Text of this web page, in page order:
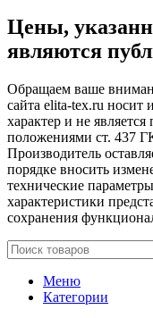
Цены,
являются
Обращаем ваше
сайта elita-tex.ru
характер и не
положениями ст. 437
Производитель
порядке вносить
технические
характеристики
сохранения
Меню
Категории